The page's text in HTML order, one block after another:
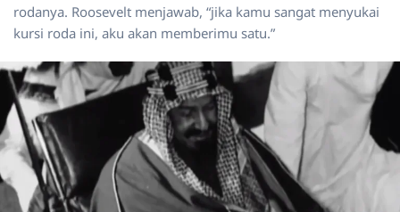
rodanya. Roosevelt menjawab, “jika kamu sangat menyukai
kursi roda ini, aku akan memberimu satu.”